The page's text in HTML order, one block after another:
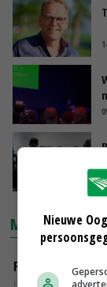
MARKTPRIJZEN
Fontane
Nieuwe